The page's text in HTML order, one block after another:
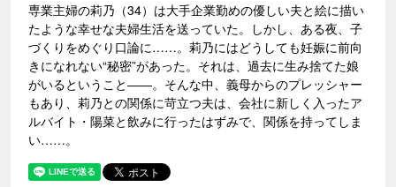
専業主婦の莉乃（34）は大手企業勤めの優しい夫と絵に描い
たような幸せな夫婦生活を送っていた。しかし、ある夜、子
づくりをめぐり口論に……。莉乃にはどうしても妊娠に前向
きになれない“秘密”があった。それは、過去に生み捨てた娘
がいるということ――。そんな中、義母からのプレッシャー
もあり、莉乃との関係に苛立つ夫は、会社に新しく入ったア
ルバイト・陽菜と飲みに行ったはずみで、関係を持ってしま
い……。